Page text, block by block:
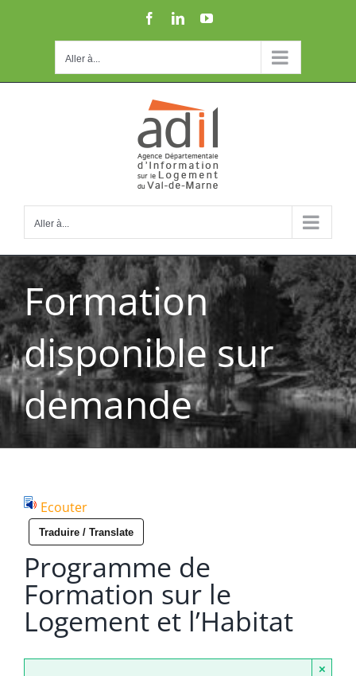
FacebookLinkedInYouTube
Aller à...
Aller à...
Formation
disponible sur
demande
Ecouter
Traduire / Translate
Programme de
Formation sur le
Logement et l’Habitat
×